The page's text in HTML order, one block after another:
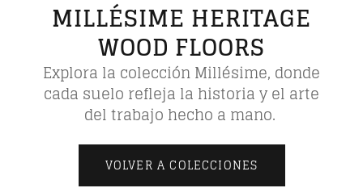
MILLÉSIME HERITAGE
WOOD FLOORS
Explora la colección Millésime, donde
cada suelo refleja la historia y el arte
del trabajo hecho a mano.
VOLVER A COLECCIONES